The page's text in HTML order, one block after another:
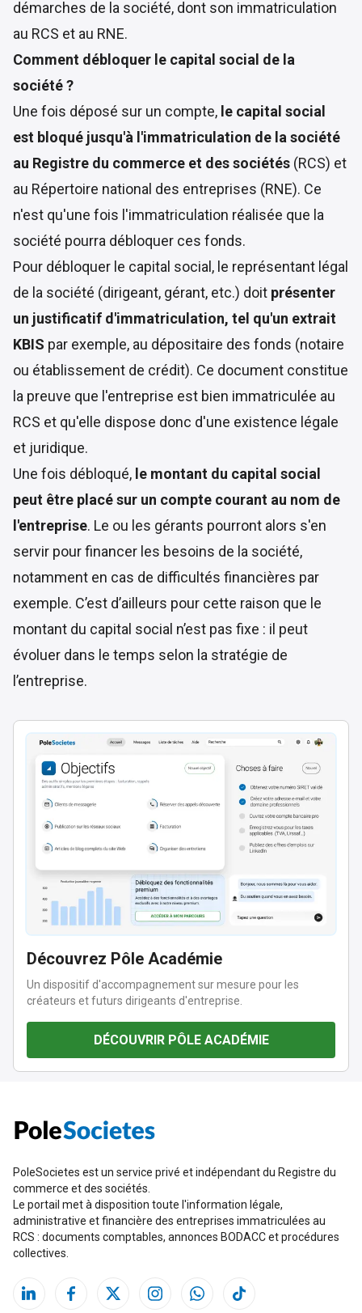
démarches de la société, dont son immatriculation
au RCS et au RNE.
Comment débloquer le capital social de la
société ?
Une fois déposé sur un compte, le capital social
est bloqué jusqu'à l'immatriculation de la société
au Registre du commerce et des sociétés (RCS) et
au Répertoire national des entreprises (RNE). Ce
n'est qu'une fois l'immatriculation réalisée que la
société pourra débloquer ces fonds.
Pour débloquer le capital social, le représentant légal
de la société (dirigeant, gérant, etc.) doit présenter
un justificatif d'immatriculation, tel qu'un extrait
KBIS par exemple, au dépositaire des fonds (notaire
ou établissement de crédit). Ce document constitue
la preuve que l'entreprise est bien immatriculée au
RCS et qu'elle dispose donc d'une existence légale
et juridique.
Une fois débloqué, le montant du capital social
peut être placé sur un compte courant au nom de
l'entreprise. Le ou les gérants pourront alors s'en
servir pour financer les besoins de la société,
notamment en cas de difficultés financières par
exemple. C’est d’ailleurs pour cette raison que le
montant du capital social n’est pas fixe : il peut
évoluer dans le temps selon la stratégie de
l’entreprise.
Découvrez Pôle Académie
Un dispositif d'accompagnement sur mesure pour les
créateurs et futurs dirigeants d'entreprise.
DÉCOUVRIR PÔLE ACADÉMIE
PoleSocietes est un service privé et indépendant du Registre du
commerce et des sociétés.
Le portail met à disposition toute l'information légale,
administrative et financière des entreprises immatriculées au
RCS : documents comptables, annonces BODACC et procédures
collectives.